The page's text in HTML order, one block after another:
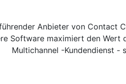
Anbieter von Contact
Software maximiert den Wert
Multichannel -Kundendienst -